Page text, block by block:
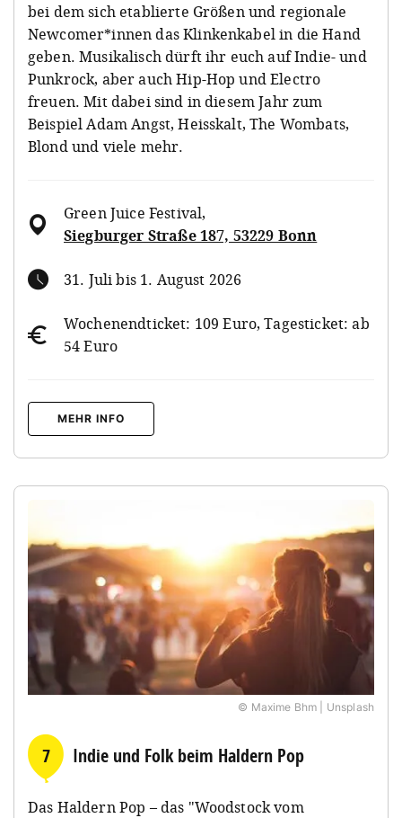
bei dem sich etablierte Größen und regionale
Newcomer*innen das Klinkenkabel in die Hand
geben. Musikalisch dürft ihr euch auf Indie- und
Punkrock, aber auch Hip-Hop und Electro
freuen. Mit dabei sind in diesem Jahr zum
Beispiel Adam Angst, Heisskalt, The Wombats,
Blond und viele mehr.
Green Juice Festival,
Siegburger Straße 187, 53229 Bonn
31. Juli bis 1. August 2026
Wochenendticket: 109 Euro, Tagesticket: ab
54 Euro
MEHR INFO
© Maxime Bhm | Unsplash
7 Indie und Folk beim Haldern Pop
Das Haldern Pop – das "Woodstock vom